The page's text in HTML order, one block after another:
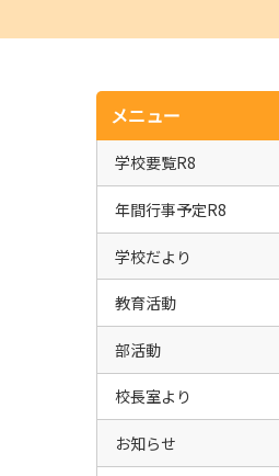
メニュー
学校要覧R8
年間行事予定R8
学校だより
教育活動
部活動
校長室より
お知らせ